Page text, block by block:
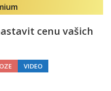
cenu vašich
VIDEO